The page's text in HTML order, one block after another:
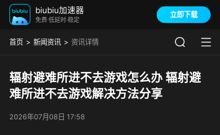
biubiu加速器
免费·低延时·稳定
立即下载
首页 新闻资讯 资讯详情
辐射避难所进不去游戏怎么办 辐射避
难所进不去游戏解决方法分享
2026年07月08日 17:58